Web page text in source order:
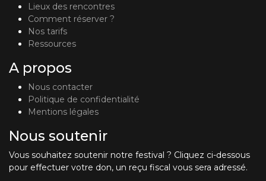
Lieux des rencontres
Comment réserver ?
Nos tarifs
Ressources
A propos
Nous contacter
Politique de confidentialité
Mentions légales
Nous soutenir
Vous souhaitez soutenir notre festival ? Cliquez ci-dessous
pour effectuer votre don, un reçu fiscal vous sera adressé.